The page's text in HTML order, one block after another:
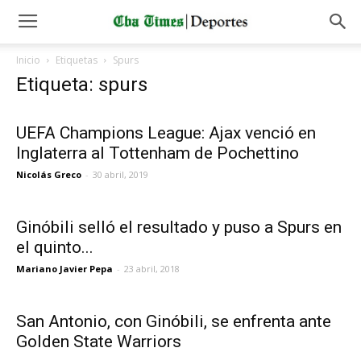
Inicio Etiquetas Spurs
Etiqueta: spurs
UEFA Champions League: Ajax venció en
Inglaterra al Tottenham de Pochettino
Nicolás Greco - 30 abril, 2019
Ginóbili selló el resultado y puso a Spurs en
el quinto...
Mariano Javier Pepa - 23 abril, 2018
San Antonio, con Ginóbili, se enfrenta ante
Golden State Warriors